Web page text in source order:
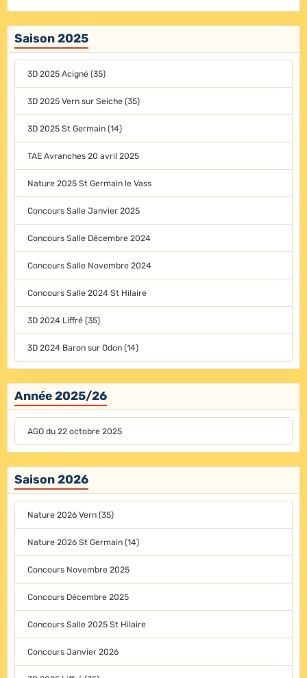
Saison 2025
3D 2025 Acigné (35)
3D 2025 Vern sur Seiche (35)
3D 2025 St Germain (14)
TAE Avranches 20 avril 2025
Nature 2025 St Germain le Vass
Concours Salle Janvier 2025
Concours Salle Décembre 2024
Concours Salle Novembre 2024
Concours Salle 2024 St Hilaire
3D 2024 Liffré (35)
3D 2024 Baron sur Odon (14)
Année 2025/26
AGO du 22 octobre 2025
Saison 2026
Nature 2026 Vern (35)
Nature 2026 St Germain (14)
Concours Novembre 2025
Concours Décembre 2025
Concours Salle 2025 St Hilaire
Concours Janvier 2026